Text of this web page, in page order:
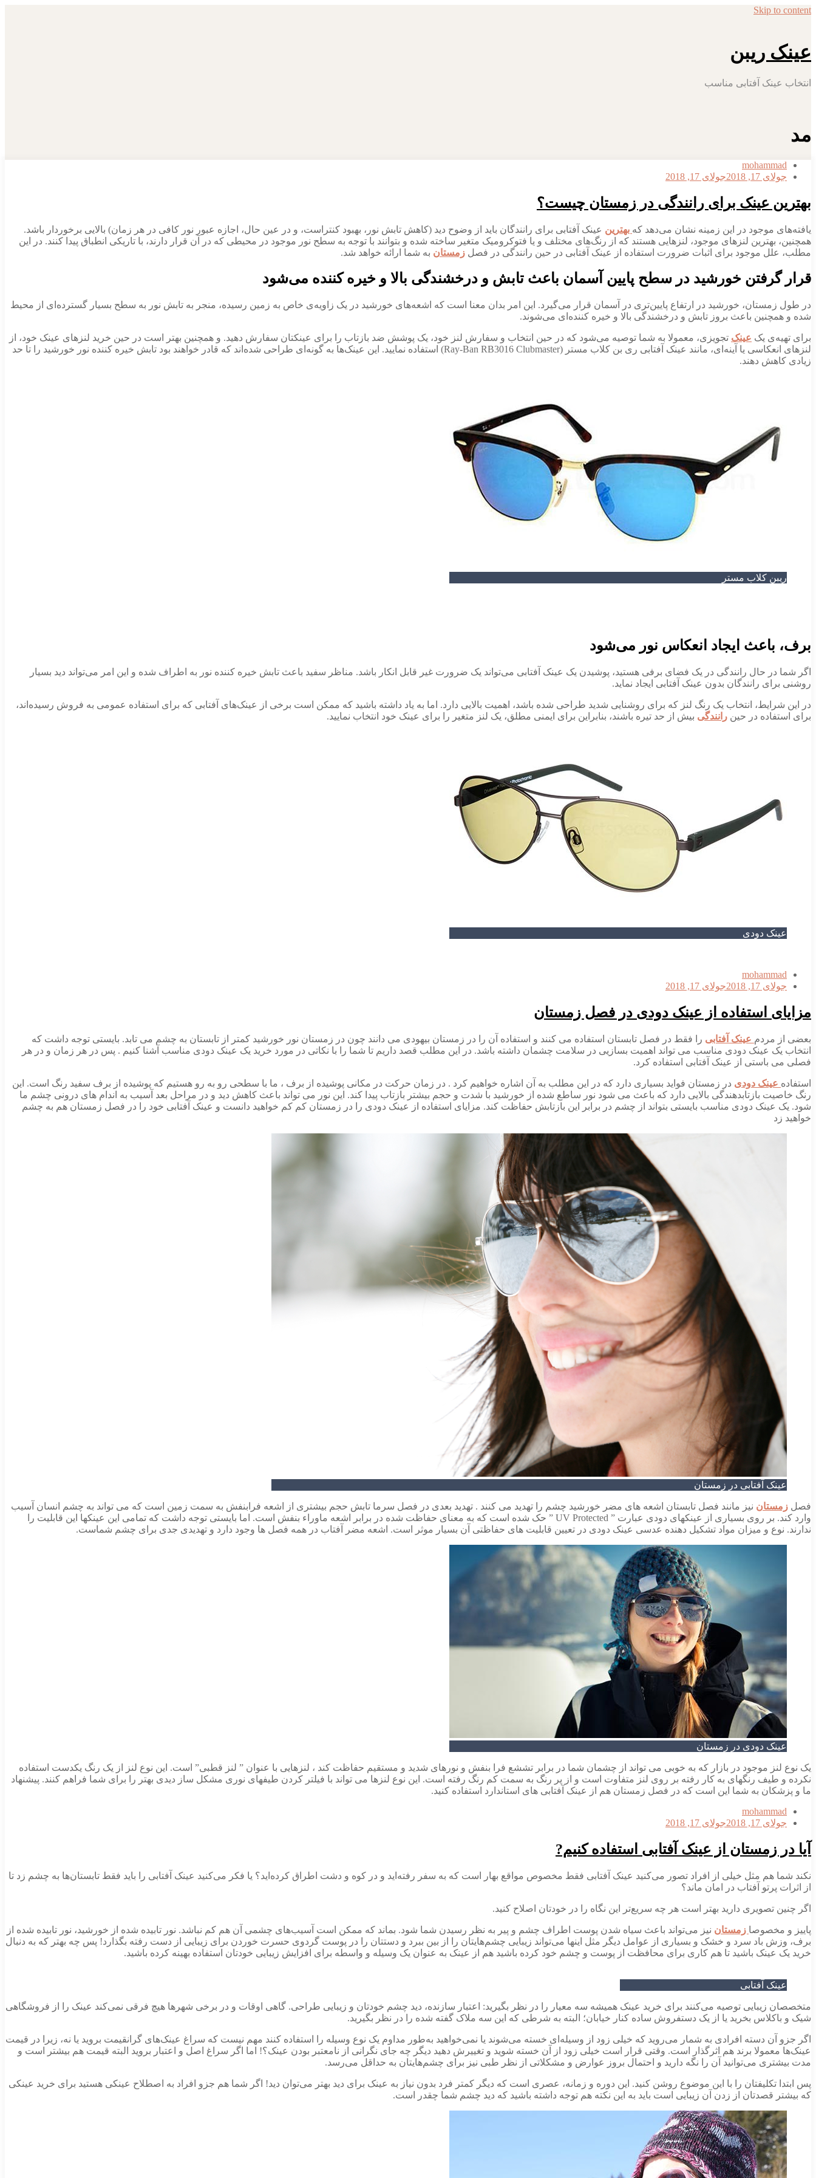
Skip to content
عینک ریبن
انتخاب عینک آفتابی مناسب
مد
mohammad
جولای 17, 2018
جولای 17, 2018
بهترین عینک برای رانندگی در زمستان چیست؟
یافته‌­های موجود در این زمینه نشان می­‌دهد که بهترین عینک آفتابی برای رانندگان باید از وضوح دید (کاهش تابش نور، بهبود کنتراست، و در عین حال، اجازه عبور نور کافی در هر زمان) بالایی برخوردار باشد.
همچنین، بهترین لنزهای موجود، لنزهایی هستند که از رنگ­‌های مختلف و یا فتوکرومیک متغیر ساخته شده و بتوانند با توجه به سطح نور موجود در محیطی که در آن قرار دارند، با تاریکی انطباق پیدا کنند. در این
مطلب، علل موجود برای اثبات ضرورت استفاده از عینک آفتابی در حین رانندگی در فصل زمستان به شما ارائه خواهد شد.
قرار گرفتن خورشید در سطح پایین آسمان باعث تابش و درخشندگی بالا و خیره کننده می­‌شود
در طول زمستان، خورشید در ارتفاع پایین‌­تری در آسمان قرار می‌­گیرد. این امر بدان معنا است که اشعه­‌های خورشید در یک زاویه­‌ی خاص به زمین رسیده، منجر به تابش نور به سطح بسیار گسترده‌­ای از محیط
شده و همچنین باعث بروز تابش و درخشندگی بالا و خیره کننده‌­ای می‌­شوند.
برای تهیه‌­ی یک عینک تجویزی، معمولا به شما توصیه می‌­شود که در حین انتخاب و سفارش لنز خود، یک پوشش ضد بازتاب را برای عینکتان سفارش دهید. و همچنین بهتر است در حین خرید لنزهای عینک خود، از
لنزهای انعکاسی یا آینه‌­ای، مانند عینک آفتابی ری بن کلاب مستر (Ray-Ban RB3016 Clubmaster) استفاده نمایید. این عینک‌­ها به گونه­‌ای طراحی شده­‌اند که قادر خواهند بود تابش خیره کننده نور خورشید را تا حد
زیادی کاهش دهند.
ریبن کلاب مستر
برف، باعث ایجاد انعکاس نور می­‌شود
اگر شما در حال رانندگی در یک فضای برفی هستید، پوشیدن یک عینک آفتابی می‌­تواند یک ضرورت غیر قابل انکار باشد. مناظر سفید باعث تابش خیره کننده نور به اطراف شده و این امر می‌­تواند دید بسیار
روشنی برای رانندگان بدون عینک آفتابی ایجاد نماید.
در این شرایط، انتخاب یک رنگ لنز که برای روشنایی شدید طراحی شده باشد، اهمیت بالایی دارد. اما به یاد داشته باشید که ممکن است برخی از عینک­‌های آفتابی که برای استفاده عمومی به فروش رسیده‌­اند،
برای استفاده در حین رانندگی بیش از حد تیره باشند، بنابراین برای ایمنی مطلق، یک لنز متغیر را برای عینک خود انتخاب نمایید.
عینک دودی
mohammad
جولای 17, 2018
جولای 17, 2018
مزایای استفاده از عینک دودی در فصل زمستان
بعضی از مردم عینک آفتابی را فقط در فصل تابستان استفاده می کنند و استفاده آن را در زمستان بیهودی می دانند چون در زمستان نور خورشید کمتر از تابستان به چشم می تابد. بایستی توجه داشت که
انتخاب یک عینک دودی مناسب می تواند اهمیت بسازیی در سلامت چشمان داشته باشد. در این مطلب قصد داریم تا شما را با نکاتی در مورد خرید یک عینک دودی مناسب آشنا کنیم . پس در هر زمان و در هر
فصلی می باستی از عینک آفتابی استفاده کرد.
استفاده عینک دودی در زمستان فواید بسیاری دارد که در این مطلب به آن اشاره خواهیم کرد . در زمان حرکت در مکانی پوشیده از برف ، ما با سطحی رو به رو هستیم که پوشیده از برف سفید رنگ است. این
رنگ خاصیت بازتابدهندگی بالایی دارد که باعث می شود نور ساطع شده از خورشید با شدت و حجم بیشتر بازتاب پیدا کند. این نور می تواند باعث کاهش دید و در مراحل بعد آسیب به اندام های درونی چشم ما
شود. یک عینک دودی مناسب بایستی بتواند از چشم در برابر این بازتابش حفاظت کند. مزایای استفاده از عینک دودی را در زمستان کم کم خواهید دانست و عینک آفتابی خود را در فصل زمستان هم به چشم
خواهید زد
عینک آفتابی در زمستان
فصل زمستان نیز مانند فصل تابستان اشعه های مضر خورشید چشم را تهدید می کنند . تهدید بعدی در فصل سرما تابش حجم بیشتری از اشعه فرابنفش به سمت زمین است که می تواند به چشم انسان آسیب
وارد کند. بر روی بسیاری از عینکهای دودی عبارت ” UV Protected ” حک شده است که به معنای حفاظت شده در برابر اشعه ماوراء بنفش است. اما بایستی توجه داشت که تمامی این عینکها این قابلیت را
ندارند. نوع و میزان مواد تشکیل دهنده عدسی عینک دودی در تعیین قابلیت های حفاظتی آن بسیار موثر است. اشعه مضر آفتاب در همه فصل ها وجود دارد و تهدیدی جدی برای چشم شماست.
عینک دودی در زمستان
یک نوع لنز موجود در بازار که به خوبی می تواند از چشمان شما در برابر تششع فرا بنفش و نورهای شدید و مستقیم حفاظت کند ، لنزهایی با عنوان ” لنز قطبی” است. این نوع لنز از یک رنگ یکدست استفاده
نکرده و طیف رنگهای به کار رفته بر روی لنز متفاوت است و از پر رنگ به سمت کم رنگ رفته است. این نوع لنزها می تواند با فیلتر کردن طیفهای نوری مشکل ساز دیدی بهتر را برای شما فراهم کنند. پیشنهاد
ما و پزشکان به شما این است که در فصل زمستان هم از عینک آفتابی های استاندارد استفاده کنید.
mohammad
جولای 17, 2018
جولای 17, 2018
آیا در زمستان از عینک آفتابی استفاده کنیم?
نکند شما هم مثل خیلی از افراد تصور می‌کنید عینک آفتابی فقط مخصوص مواقع بهار است که به سفر رفته‌اید و در کوه و دشت اطراق کرده‌اید؟ یا فکر می‌کنید عینک آفتابی را باید فقط تابستان‌ها به چشم زد تا
از اثرات پرتو آفتاب در امان ماند؟
اگر چنین تصویری دارید بهتر است هر چه سریع‌تر این نگاه را در خودتان اصلاح کنید.
پاییز و مخصوصا زمستان نیز می‌تواند باعث سیاه شدن پوست اطراف چشم و پیر به نظر رسیدن شما شود. بماند که ممکن است آسیب‌های چشمی آن هم کم نباشد. نور تابیده شده از خورشید، نور تابیده شده از
برف، وزش باد سرد و خشک و بسیاری از عوامل دیگر مثل اینها می‌تواند زیبایی چشم‌هایتان را از بین ببرد و دستتان را در پوست گردوی حسرت خوردن برای زیبایی از دست رفته بگذارد! پس چه بهتر که به دنبال
خرید یک عینک باشید تا هم کاری برای محافظت از پوست و چشم خود کرده باشید هم از عینک به عنوان یک وسیله و واسطه برای افزایش زیبایی خودتان استفاده بهینه کرده باشید.
عینک آفتابی
متخصصان زیبایی توصیه می‌کنند برای خرید عینک همیشه سه معیار را در نظر بگیرید: اعتبار سازنده، دید چشم خودتان و‌ زیبایی طراحی. گاهی اوقات و در برخی شهرها هیچ فرقی نمی‌کند عینک را از فروشگاهی
شیک و باکلاس بخرید یا از یک دستفروش ساده کنار خیابان؛ البته به شرطی که این سه ملاک گفته شده را در نظر بگیرید.
اگر جزو آن دسته افرادی به شمار می‌روید که خیلی زود از وسیله‌ای خسته می‌شوند یا نمی‌خواهید به‌طور مداوم یک نوع وسیله را استفاده کنند مهم نیست که سراغ عینک‌های گرانقیمت بروید یا نه، زیرا در قیمت
عینک‌ها معمولا برند هم اثرگذار است. وقتی قرار است خیلی زود از آن خسته شوید و تغییرش دهید دیگر چه جای نگرانی از نامعتبر بودن عینک؟! اما اگر سراغ اصل و اعتبار بروید البته قیمت هم بیشتر است و
مدت بیشتری می‌توانید آن را نگه دارید و احتمال بروز عوارض و مشکلاتی از نظر طبی نیز برای چشم‌هایتان به حداقل می‌رسد.
پس ابتدا تکلیفتان را با این موضوع روشن کنید. این دوره و زمانه، عصری است که دیگر کمتر فرد بدون نیاز به عینک برای دید بهتر می‌توان دید! اگر شما هم جزو افراد به اصطلاح عینکی هستید برای خرید عینکی
که بیشتر قصدتان از زدن آن زیبایی است باید به این نکته هم توجه داشته باشید که دید چشم شما چقدر است.